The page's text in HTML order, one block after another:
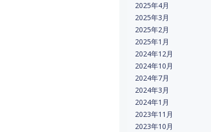
2025年4月
2025年3月
2025年2月
2025年1月
2024年12月
2024年10月
2024年7月
2024年3月
2024年1月
2023年11月
2023年10月